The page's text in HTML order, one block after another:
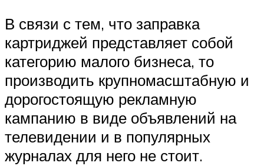
В связи с тем, что заправка
картриджей представляет собой
категорию малого бизнеса, то
производить крупномасштабную и
дорогостоящую рекламную
кампанию в виде объявлений на
телевидении и в популярных
журналах для него не стоит.